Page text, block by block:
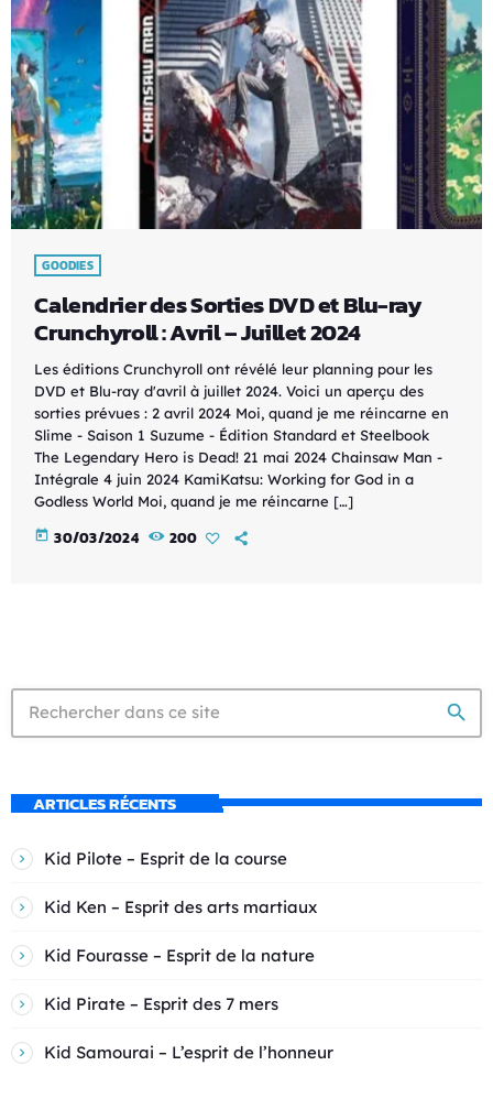
GOODIES
Calendrier des Sorties DVD et Blu-ray
Crunchyroll : Avril – Juillet 2024
Les éditions Crunchyroll ont révélé leur planning pour les
DVD et Blu-ray d'avril à juillet 2024. Voici un aperçu des
sorties prévues : 2 avril 2024 Moi, quand je me réincarne en
Slime - Saison 1 Suzume - Édition Standard et Steelbook
The Legendary Hero is Dead! 21 mai 2024 Chainsaw Man -
Intégrale 4 juin 2024 KamiKatsu: Working for God in a
Godless World Moi, quand je me réincarne […]
today 30/03/2024 200
search
ARTICLES RÉCENTS
Kid Pilote – Esprit de la course
Kid Ken – Esprit des arts martiaux
Kid Fourasse – Esprit de la nature
Kid Pirate – Esprit des 7 mers
Kid Samourai – L’esprit de l’honneur